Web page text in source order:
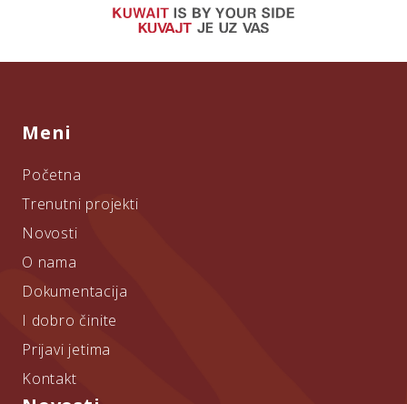
Meni
Početna
Trenutni projekti
Novosti
O nama
Dokumentacija
I dobro činite
Prijavi jetima
Kontakt